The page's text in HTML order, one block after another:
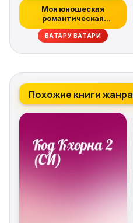
Моя юношеская
романтическая
комедия оказалась
непр...
ВАТАРУ ВАТАРИ
Похожие книги жанра